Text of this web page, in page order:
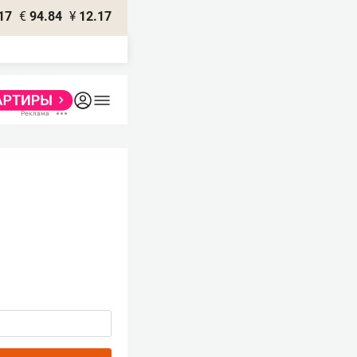
€ 94.84 ¥ 12.17